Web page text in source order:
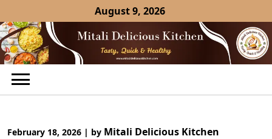
to
content
August 9, 2026
February 18, 2026 | by Mitali Delicious Kitchen